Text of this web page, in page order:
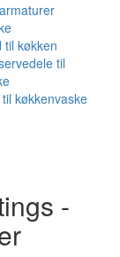
til køkken
til
køkkenvaske
-